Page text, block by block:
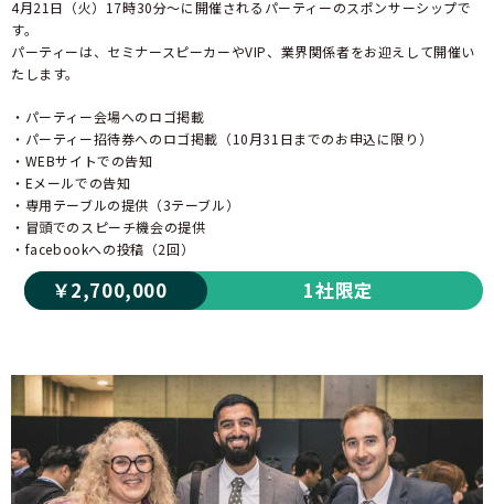
4月21日（火）17時30分～に開催されるパーティーのスポンサーシップで
す。
パーティーは、セミナースピーカーやVIP、業界関係者をお迎えして開催い
たします。
・パーティー会場へのロゴ掲載
・パーティー招待券へのロゴ掲載（10月31日までのお申込に限り）
・WEBサイトでの告知
・Eメールでの告知
・専用テーブルの提供（3テーブル）
・冒頭でのスピーチ機会の提供
・facebookへの投稿（2回）
￥2,700,000 1社限定